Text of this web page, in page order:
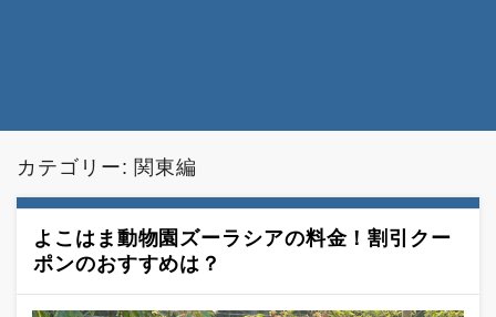
カテゴリー: 関東編
よこはま動物園ズーラシアの料金！割引クー
ポンのおすすめは？